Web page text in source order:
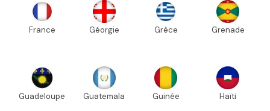
France Géorgie Grèce Grenade
Guadeloupe Guatemala Guinée Haïti